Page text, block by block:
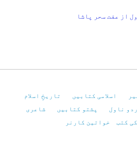
از عفت سحر پاشا
اسلامی کتابیں
تاریخِ اسلام
ناول پشتو کتابیں
شاعری
کتب
خواتین کارنر